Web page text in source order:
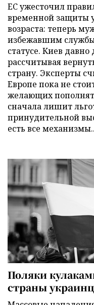
ЕС ужесточил
временной защиты
возраста: теперь
избежавшим службы
статусе. Киев
рассчитывая
страну. Эксперты
Европе пока не
желающих
сначала лишит
принудительной
есть все
Поляки
страны